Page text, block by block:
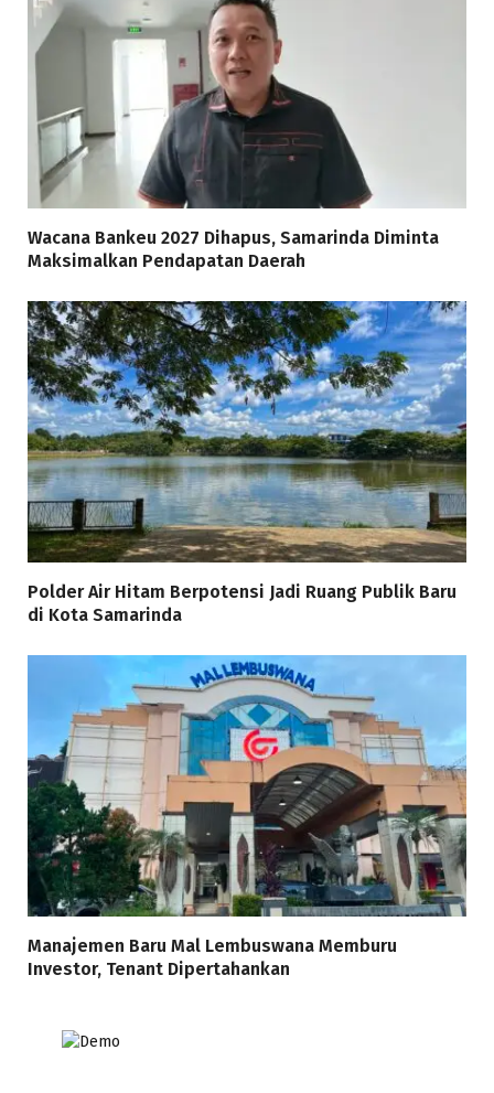
Wacana Bankeu 2027 Dihapus, Samarinda Diminta
Maksimalkan Pendapatan Daerah
Polder Air Hitam Berpotensi Jadi Ruang Publik Baru
di Kota Samarinda
Manajemen Baru Mal Lembuswana Memburu
Investor, Tenant Dipertahankan